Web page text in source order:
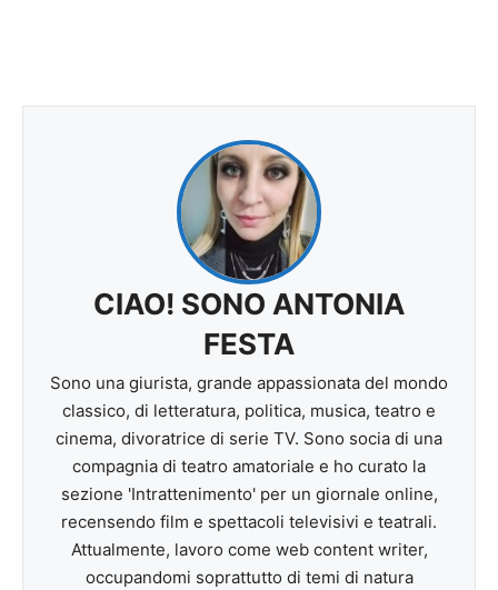
CIAO! SONO ANTONIA
FESTA
Sono una giurista, grande appassionata del mondo
classico, di letteratura, politica, musica, teatro e
cinema, divoratrice di serie TV. Sono socia di una
compagnia di teatro amatoriale e ho curato la
sezione 'Intrattenimento' per un giornale online,
recensendo film e spettacoli televisivi e teatrali.
Attualmente, lavoro come web content writer,
occupandomi soprattutto di temi di natura